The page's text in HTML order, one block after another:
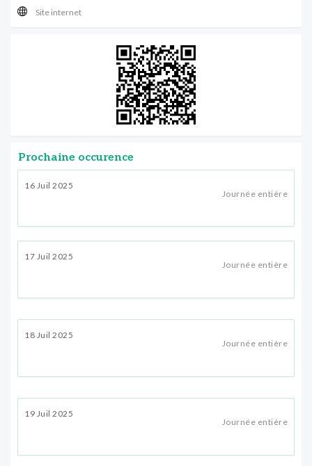
Site internet
Prochaine occurence
16 Juil 2025
Journée entière
17 Juil 2025
Journée entière
18 Juil 2025
Journée entière
19 Juil 2025
Journée entière